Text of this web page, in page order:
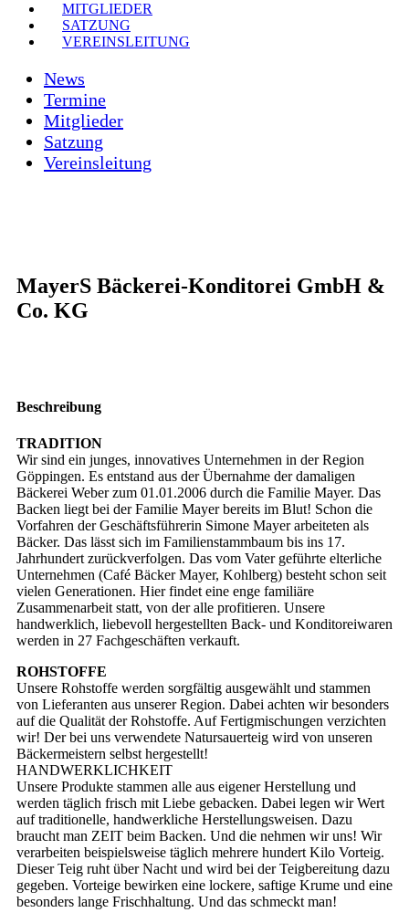
MITGLIEDER
SATZUNG
VEREINSLEITUNG
News
Termine
Mitglieder
Satzung
Vereinsleitung
MayerS Bäckerei-Konditorei GmbH &
Co. KG
Beschreibung
TRADITION
Wir sind ein junges, innovatives Unternehmen in der Region
Göppingen. Es entstand aus der Übernahme der damaligen
Bäckerei Weber zum 01.01.2006 durch die Familie Mayer. Das
Backen liegt bei der Familie Mayer bereits im Blut! Schon die
Vorfahren der Geschäftsführerin Simone Mayer arbeiteten als
Bäcker. Das lässt sich im Familienstammbaum bis ins 17.
Jahrhundert zurückverfolgen. Das vom Vater geführte elterliche
Unternehmen (Café Bäcker Mayer, Kohlberg) besteht schon seit
vielen Generationen. Hier findet eine enge familiäre
Zusammenarbeit statt, von der alle profitieren. Unsere
handwerklich, liebevoll hergestellten Back- und Konditoreiwaren
werden in 27 Fachgeschäften verkauft.
ROHSTOFFE
Unsere Rohstoffe werden sorgfältig ausgewählt und stammen
von Lieferanten aus unserer Region. Dabei achten wir besonders
auf die Qualität der Rohstoffe. Auf Fertigmischungen verzichten
wir! Der bei uns verwendete Natursauerteig wird von unseren
Bäckermeistern selbst hergestellt!
HANDWERKLICHKEIT
Unsere Produkte stammen alle aus eigener Herstellung und
werden täglich frisch mit Liebe gebacken. Dabei legen wir Wert
auf traditionelle, handwerkliche Herstellungsweisen. Dazu
braucht man ZEIT beim Backen. Und die nehmen wir uns! Wir
verarbeiten beispielsweise täglich mehrere hundert Kilo Vorteig.
Dieser Teig ruht über Nacht und wird bei der Teigbereitung dazu
gegeben. Vorteige bewirken eine lockere, saftige Krume und eine
besonders lange Frischhaltung. Und das schmeckt man!